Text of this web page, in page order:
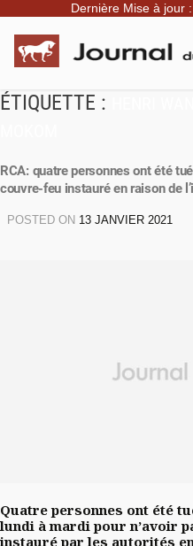
Dernière Mise à jour
ÉTIQUETTE :
RCA: quatre personnes ont été
couvre-feu instauré en raison de
POSTED ON 13 JANVIER 2021
Quatre personnes ont été
lundi à mardi pour n’avoir
instauré par les autorités